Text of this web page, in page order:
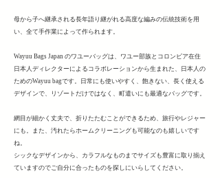
母から子へ継承される長年語り継がれる高度な編みの伝統技術を用
い、全て手作業によって作られます。
Wayuu Bags Japan のワユーバッグは、ワユー部族とコロンビア在住
日本人ディレクターによるコラボレーションから生まれた、日本人の
ためのWayuu bagです。日常にも使いやすく、飽きない、長く使える
デザインで、リゾートだけではなく、町遣いにも最適なバッグです。
網目が細かく丈夫で、折りたたむことができるため、旅行やレジャー
にも。また、汚れたらホームクリーニングも可能なのも嬉しいです
ね。
シックなデザインから、カラフルなものまでサイズも豊富に取り揃え
ていますのでご自分に合ったものを探しにいらしてください。